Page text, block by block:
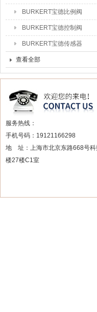
BURKERT宝德比例阀
BURKERT宝德控制阀
BURKERT宝德传感器
查看全部
服务热线：
手机号码：19121166298
地 址：上海市北京东路668号科
楼27楼C1室